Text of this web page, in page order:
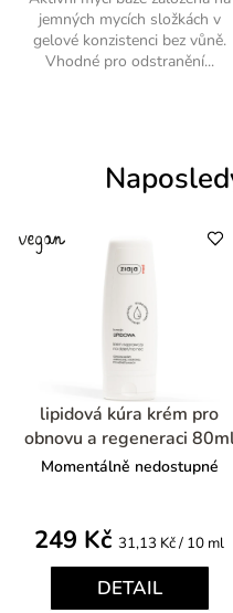
jemných mycích složkách v
gelové konzistenci bez vůně.
Vhodné pro odstranění...
lipidová kúra krém pro
obnovu a regeneraci
Momentálně nedostupné
249 Kč Měrná
cena:
31,13 Kč / 10 ml
DETAIL